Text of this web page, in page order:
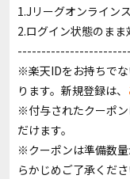
1.Jリーグオンライン
2.ログイン状態のまま
※楽天IDをお持ちで
ります。新規登録は、
※付与されたクーポン
だけます。
※クーポンは準備数
らかじめご了承くださ